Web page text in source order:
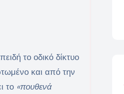
το οδικό δίκτυο
και από την
το «πουθενά